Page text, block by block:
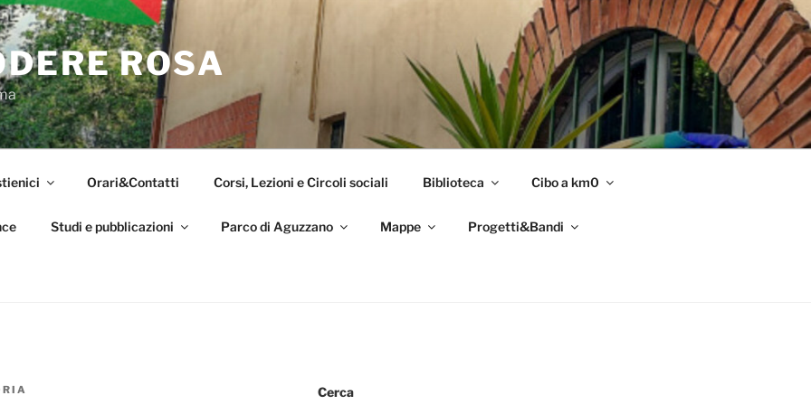
ROSA
Orari&Contatti Corsi, Lezioni e Circoli sociali Biblioteca Cibo a km0
Studi e pubblicazioni Parco di Aguzzano Mappe Progetti&Bandi
Cerca